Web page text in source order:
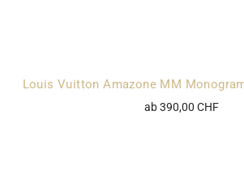
Louis Vuitton Amazone MM
ab 390,00 CHF